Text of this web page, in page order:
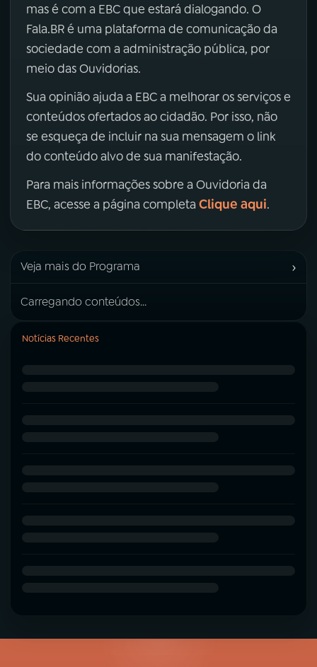
mas é com a EBC que estará dialogando. O
Fala.BR é uma plataforma de comunicação da
sociedade com a administração pública, por
meio das Ouvidorias.
Sua opinião ajuda a EBC a melhorar os serviços e
conteúdos ofertados ao cidadão. Por isso, não
se esqueça de incluir na sua mensagem o link
do conteúdo alvo de sua manifestação.
Para mais informações sobre a Ouvidoria da
EBC, acesse a página completa Clique aqui.
Veja mais do Programa ›
Carregando conteúdos...
Notícias Recentes